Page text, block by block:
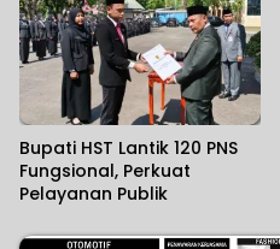
Bupati HST Lantik 120 PNS
Fungsional, Perkuat
Pelayanan Publik